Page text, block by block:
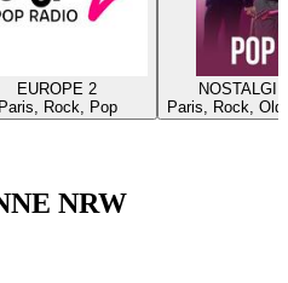
EUROPE 2
Paris, Rock, Pop
Paris, Rock,
NRW